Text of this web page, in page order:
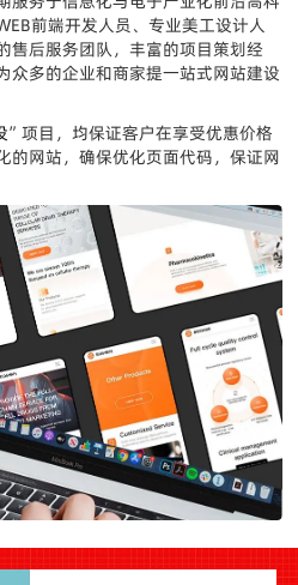
前端开发人员、专业美工设计人
售后服务团队，丰富的项目策划经
众多的企业和商家提一站式网站建设
”项目，均保证客户在享受优惠价格
的网站，确保优化页面代码，保证网